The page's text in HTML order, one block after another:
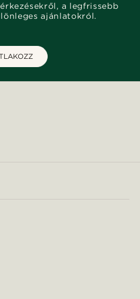
a legfrissebb
ajánlatokról.